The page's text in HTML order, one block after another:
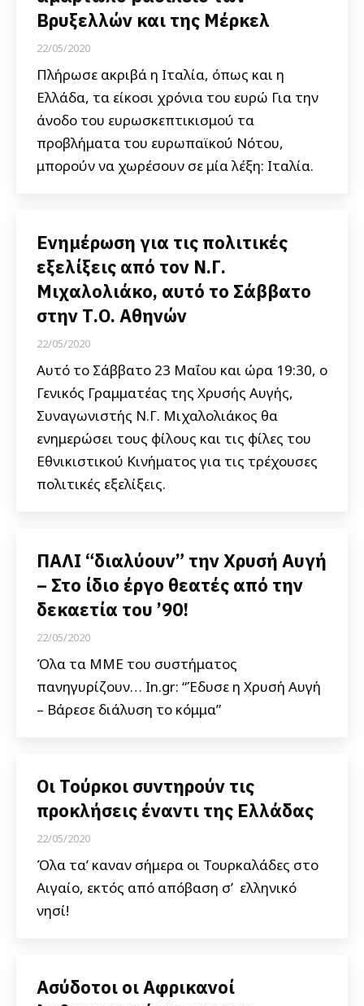
Βρυξελλών και της Μέρκελ
22/05/2020
Πλήρωσε ακριβά η Ιταλία, όπως και η
Ελλάδα, τα είκοσι χρόνια του ευρώ Για την
άνοδο του ευρωσκεπτικισμού τα
προβλήματα του ευρωπαϊκού Νότου,
μπορούν να χωρέσουν σε μία λέξη: Ιταλία.
Ενημέρωση για τις πολιτικές
εξελίξεις από τον Ν.Γ.
Μιχαλολιάκο, αυτό το Σάββατο
στην Τ.Ο. Αθηνών
22/05/2020
Αυτό το Σάββατο 23 Μαΐου και ώρα 19:30, ο
Γενικός Γραμματέας της Χρυσής Αυγής,
Συναγωνιστής Ν.Γ. Μιχαλολιάκος θα
ενημερώσει τους φίλους και τις φίλες του
Εθνικιστικού Κινήματος για τις τρέχουσες
πολιτικές εξελίξεις.
ΠΑΛΙ “διαλύουν” την Χρυσή Αυγή
– Στο ίδιο έργο θεατές από την
δεκαετία του ’90!
22/05/2020
Όλα τα ΜΜΕ του συστήματος
πανηγυρίζουν… In.gr: “Έδυσε η Χρυσή Αυγή
– Βάρεσε διάλυση το κόμμα”
Οι Τούρκοι συντηρούν τις
προκλήσεις έναντι της Ελλάδας
22/05/2020
Όλα τα’ καναν σήμερα οι Τουρκαλάδες στο
Αιγαίο, εκτός από απόβαση σ’ ελληνικό
νησί!
Ασύδοτοι οι Αφρικανοί